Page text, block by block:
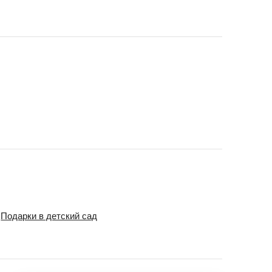
Подарки в детский сад